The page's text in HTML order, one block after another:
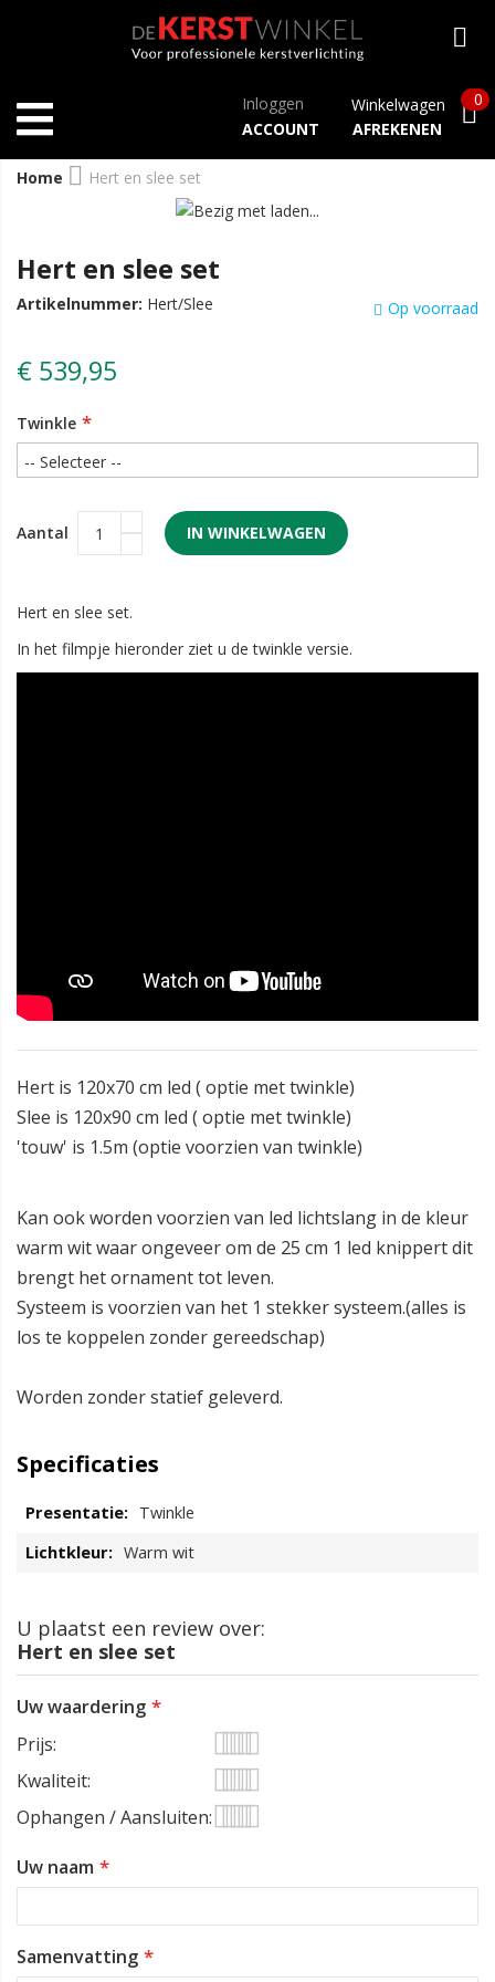
Inloggen
ACCOUNT
Winkelwagen
AFREKENEN
0
Home Hert en slee set
Hert en slee set
Op voorraad
Artikelnummer: Hert/Slee
€ 539,95
Twinkle
Aantal IN WINKELWAGEN
Hert en slee set.
In het filmpje hieronder ziet u de twinkle versie.
Hert is 120x70 cm led ( optie met twinkle)
Slee is 120x90 cm led ( optie met twinkle)
'touw' is 1.5m (optie voorzien van twinkle)
Kan ook worden voorzien van led lichtslang in de kleur
warm wit waar ongeveer om de 25 cm 1 led knippert dit
brengt het ornament tot leven.
Systeem is voorzien van het 1 stekker systeem.(alles is
los te koppelen zonder gereedschap)
Worden zonder statief geleverd.
Specificaties
Twinkle
Warm wit
U plaatst een review over:
Hert en slee set
Uw waardering
Prijs
1
star
2
stars
3
stars
4
stars
5
stars
Kwaliteit
1
2
3
4
5
Ophangen / Aansluiten
Uw naam
Samenvatting